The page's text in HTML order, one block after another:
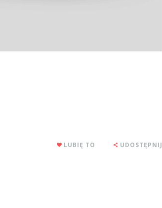
LUBIĘ TO UDOSTĘPNIJ